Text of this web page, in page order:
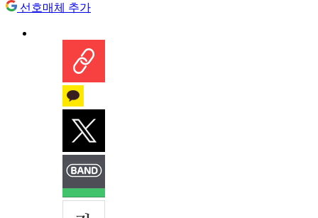
선호매체 추가